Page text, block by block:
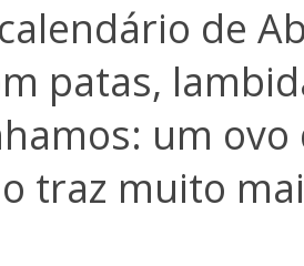
de
patas,
um
traz muito